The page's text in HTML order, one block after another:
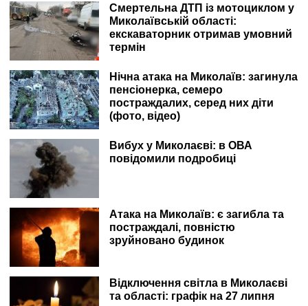
Смертельна ДТП із мотоциклом у
Миколаївській області:
екскаваторник отримав умовний
термін
Нічна атака на Миколаїв: загинула
пенсіонерка, семеро
постраждалих, серед них діти
(фото, відео)
Вибух у Миколаєві: в ОВА
повідомили подробиці
Атака на Миколаїв: є загибла та
постраждалі, повністю
зруйновано будинок
Відключення світла в Миколаєві
та області: графік на 27 липня